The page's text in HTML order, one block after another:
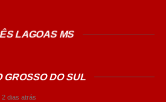
LAGOAS MS
GROSSO DO SUL
2 dias atrás